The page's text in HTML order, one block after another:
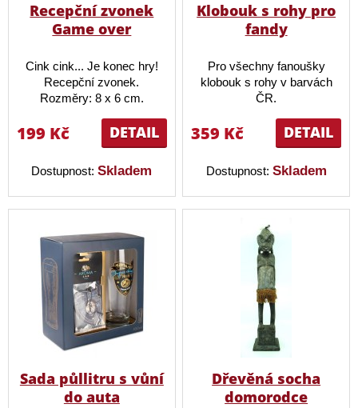
Recepční zvonek
Game over
Cink cink... Je konec hry!
Recepční zvonek.
Rozměry: 8 x 6 cm.
DETAIL
199 Kč
Dostupnost:Skladem
Klobouk s rohy pro
fandy
Pro všechny fanoušky
klobouk s rohy v barvách
ČR.
DETAIL
359 Kč
Dostupnost: Skladem
Sada půllitru s vůní
do auta
Dřevěná socha
domorodce